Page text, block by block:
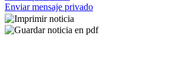
Enviar mensaje privado